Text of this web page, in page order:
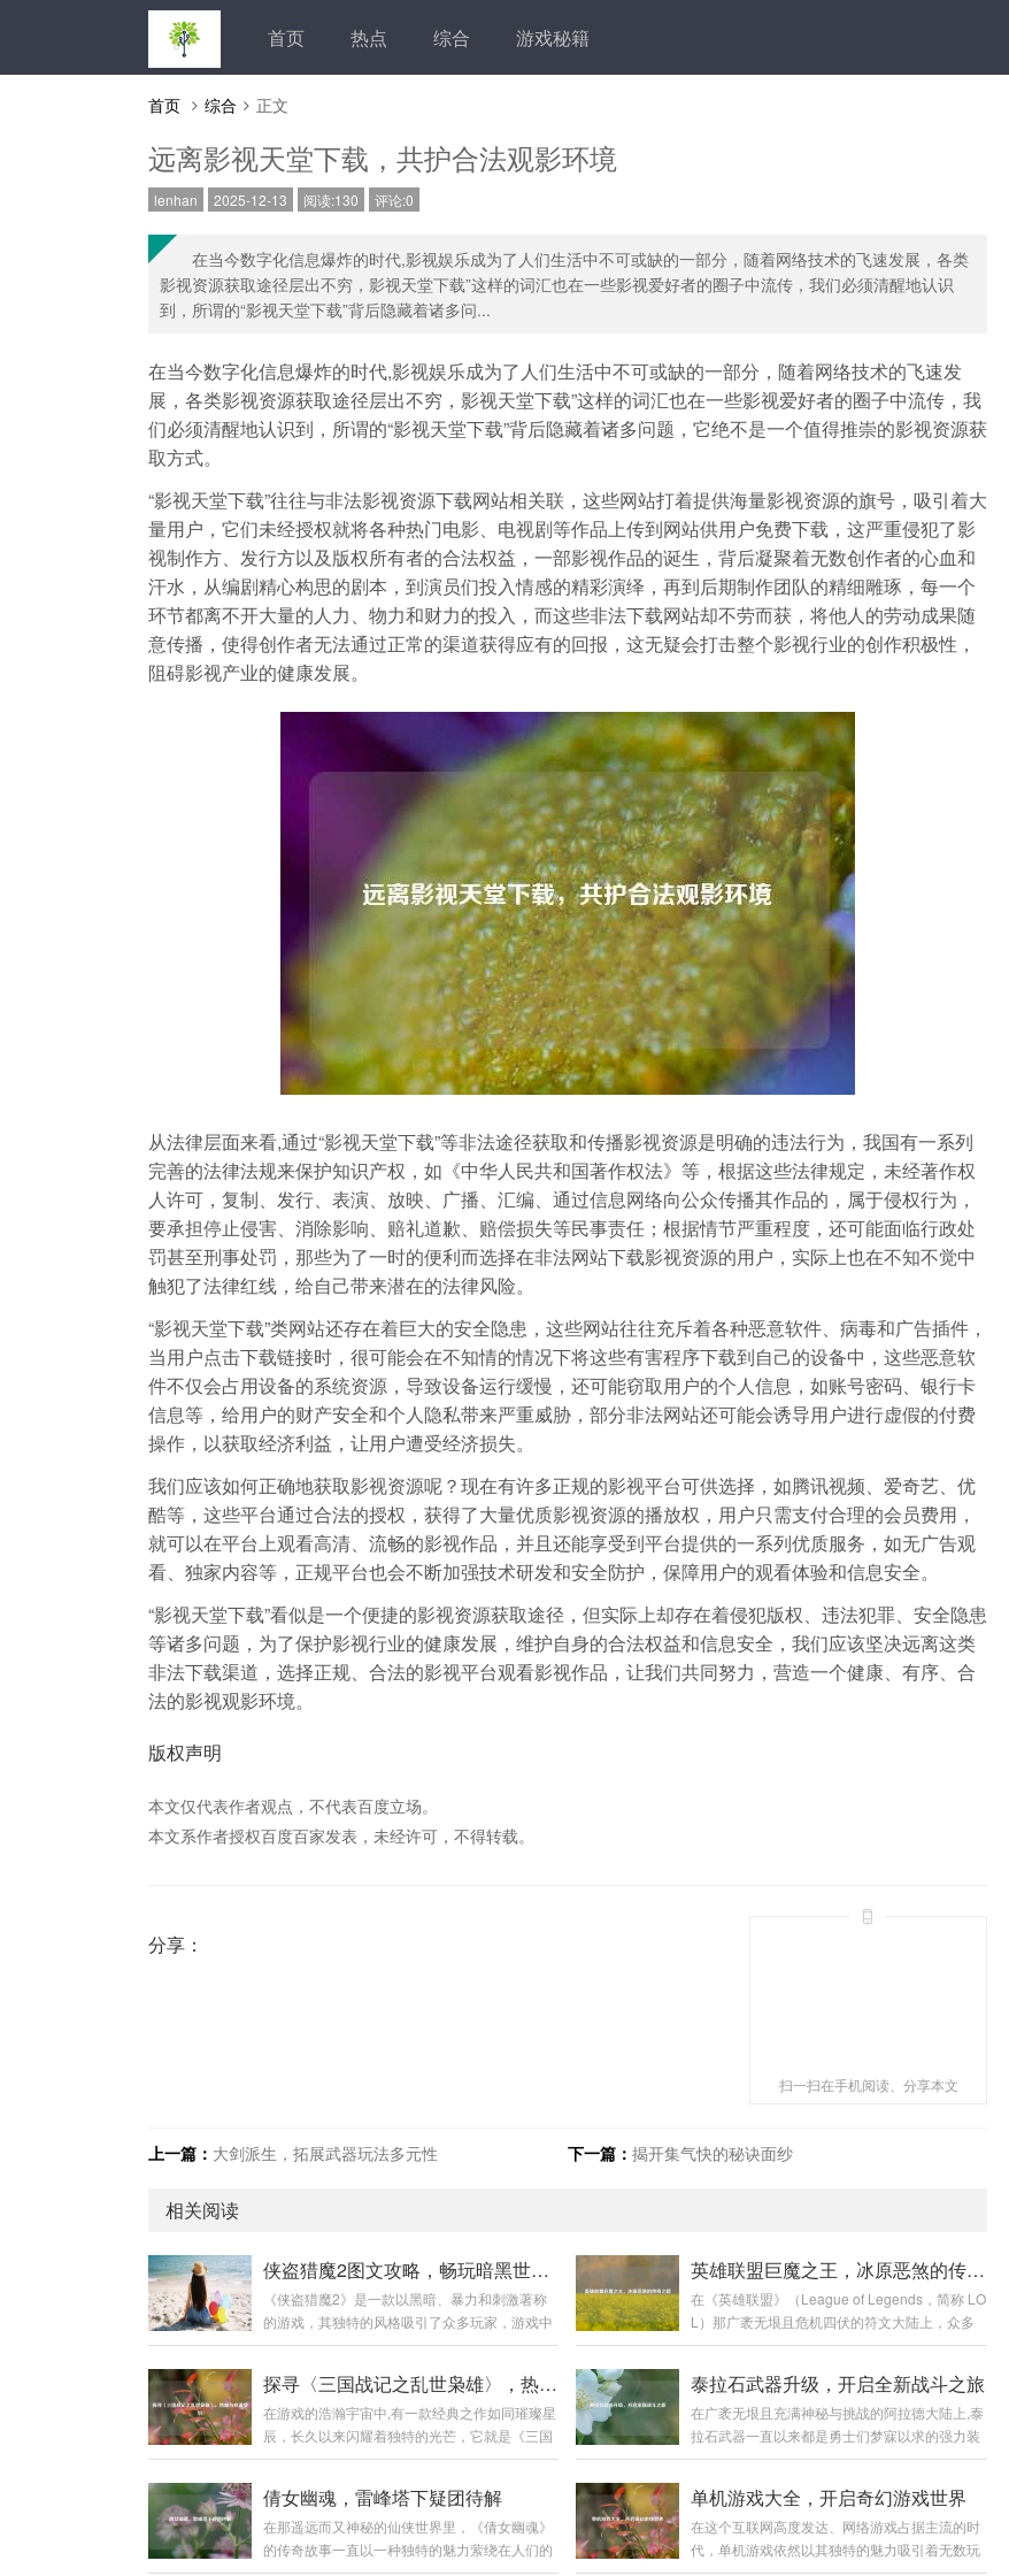
首页 热点 综合 游戏秘籍
首页 综合 正文
远离影视天堂下载，共护合法观影环境
lenhan 2025-12-13 阅读:130 评论:0
在当今数字化信息爆炸的时代,影视娱乐成为了人们生活中不可或缺的一部分，随着网络技术的飞速发展，各类
影视资源获取途径层出不穷，影视天堂下载”这样的词汇也在一些影视爱好者的圈子中流传，我们必须清醒地认识
到，所谓的“影视天堂下载”背后隐藏着诸多问...
在当今数字化信息爆炸的时代,影视娱乐成为了人们生活中不可或缺的一部分，随着网络技术的飞速发
展，各类影视资源获取途径层出不穷，影视天堂下载”这样的词汇也在一些影视爱好者的圈子中流传，我
们必须清醒地认识到，所谓的“影视天堂下载”背后隐藏着诸多问题，它绝不是一个值得推崇的影视资源获
取方式。
“影视天堂下载”往往与非法影视资源下载网站相关联，这些网站打着提供海量影视资源的旗号，吸引着大
量用户，它们未经授权就将各种热门电影、电视剧等作品上传到网站供用户免费下载，这严重侵犯了影
视制作方、发行方以及版权所有者的合法权益，一部影视作品的诞生，背后凝聚着无数创作者的心血和
汗水，从编剧精心构思的剧本，到演员们投入情感的精彩演绎，再到后期制作团队的精细雕琢，每一个
环节都离不开大量的人力、物力和财力的投入，而这些非法下载网站却不劳而获，将他人的劳动成果随
意传播，使得创作者无法通过正常的渠道获得应有的回报，这无疑会打击整个影视行业的创作积极性，
阻碍影视产业的健康发展。
从法律层面来看,通过“影视天堂下载”等非法途径获取和传播影视资源是明确的违法行为，我国有一系列
完善的法律法规来保护知识产权，如《中华人民共和国著作权法》等，根据这些法律规定，未经著作权
人许可，复制、发行、表演、放映、广播、汇编、通过信息网络向公众传播其作品的，属于侵权行为，
要承担停止侵害、消除影响、赔礼道歉、赔偿损失等民事责任；根据情节严重程度，还可能面临行政处
罚甚至刑事处罚，那些为了一时的便利而选择在非法网站下载影视资源的用户，实际上也在不知不觉中
触犯了法律红线，给自己带来潜在的法律风险。
“影视天堂下载”类网站还存在着巨大的安全隐患，这些网站往往充斥着各种恶意软件、病毒和广告插件，
当用户点击下载链接时，很可能会在不知情的情况下将这些有害程序下载到自己的设备中，这些恶意软
件不仅会占用设备的系统资源，导致设备运行缓慢，还可能窃取用户的个人信息，如账号密码、银行卡
信息等，给用户的财产安全和个人隐私带来严重威胁，部分非法网站还可能会诱导用户进行虚假的付费
操作，以获取经济利益，让用户遭受经济损失。
我们应该如何正确地获取影视资源呢？现在有许多正规的影视平台可供选择，如腾讯视频、爱奇艺、优
酷等，这些平台通过合法的授权，获得了大量优质影视资源的播放权，用户只需支付合理的会员费用，
就可以在平台上观看高清、流畅的影视作品，并且还能享受到平台提供的一系列优质服务，如无广告观
看、独家内容等，正规平台也会不断加强技术研发和安全防护，保障用户的观看体验和信息安全。
“影视天堂下载”看似是一个便捷的影视资源获取途径，但实际上却存在着侵犯版权、违法犯罪、安全隐患
等诸多问题，为了保护影视行业的健康发展，维护自身的合法权益和信息安全，我们应该坚决远离这类
非法下载渠道，选择正规、合法的影视平台观看影视作品，让我们共同努力，营造一个健康、有序、合
法的影视观影环境。
版权声明
本文仅代表作者观点，不代表百度立场。
本文系作者授权百度百家发表，未经许可，不得转载。
分享：
扫一扫在手机阅读、分享本文
上一篇： 大剑派生，拓展武器玩法多元性 下一篇： 揭开集气快的秘诀面纱
相关阅读
侠盗猎魔2图文攻略，畅玩暗黑世界指南
《侠盗猎魔2》是一款以黑暗、暴力和刺激著称
的游戏，其独特的风格吸引了众多玩家，游戏中
复杂的任务、多样的场景和富有挑战性的战斗让
的图文攻略，助力玩家顺利通关,深入体验这款游
戏的魅力。 游戏初始准备 在开始游戏前，需要
对游戏的基本操作有一定了解。《侠盗猎魔2》
的操作较为丰富，包括移动、攻击、潜行等多个
A、S、D键来控制主角的前后左右移动，在游戏
中，不同的移动速度会有不同的效果，比如快速
奔...
英雄联盟巨魔之王，冰原恶煞的传奇之路
在《英雄联盟》（League of Legends，简称 LO
L）那广袤无垠且危机四伏的符文大陆上，众多
英雄各展风采，而巨魔之王特朗德尔宛如冰原上
属于自己的独特传奇。 巨魔之王特朗德尔出生于
弗雷尔卓德那片终年被冰雪覆盖的土地，这片严
酷的环境塑造了他坚韧不拔且凶狠残暴的性格，
弗雷尔卓德的冰原上，部落林立，为了争夺有限
朗德尔所在的部落生活艰苦，恶劣的自然条件和
其他部落的威胁让他们的生存岌岌可危...
探寻〈三国战记之乱世枭雄〉，热血与权谋交织
在游戏的浩瀚宇宙中,有一款经典之作如同璀璨星
辰，长久以来闪耀着独特的光芒，它就是《三国
战记之乱世枭雄》，这款游戏以其丰富的玩法、
越回那个群雄逐鹿、战火纷飞的三国乱世。 《三
国战记之乱世枭雄》以东汉末年的三国时期为宏
大背景，这个时期，汉室衰微，天下大乱，各路
泰拉石武器升级，开启全新战斗之旅
在广袤无垠且充满神秘与挑战的阿拉德大陆上,泰
拉石武器一直以来都是勇士们梦寐以求的强力装
备，它不仅承载着一段传奇的历史，更以其独特
中陪伴着勇士们披荆斩棘，而泰拉石武器的升
级，更是为这场冒险之旅增添了全新的色彩和无
限的可能。 泰拉石武器的诞生源于古老的泰拉文
倩女幽魂，雷峰塔下疑团待解
在那遥远而又神秘的仙侠世界里，《倩女幽魂》
的传奇故事一直以一种独特的魅力萦绕在人们的
心头，雷峰塔宛如一座巨大的谜团，矗立在烟雨
单机游戏大全，开启奇幻游戏世界
在这个互联网高度发达、网络游戏占据主流的时
代，单机游戏依然以其独特的魅力吸引着无数玩
家，单机游戏大全就像是一座宝库，为玩家们提